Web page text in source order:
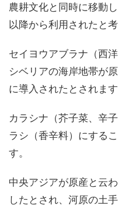
農耕文化と同時に移動
以降から利用されたと
セイヨウアブラナ（西
シベリアの海岸地帯が
に導入されたとされます
カラシナ（芥子菜、辛
ラシ（香辛料）にする
す。
中央アジアが原産と云
したとされ、河原の土